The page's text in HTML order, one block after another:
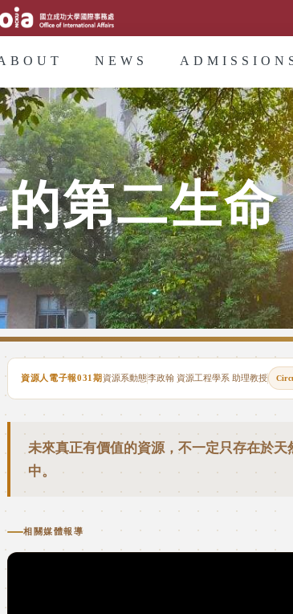
NEWS
第二生
資源人電子報031期 資源系動態李政翰 資源工程學系 助理教授
未來真正有價值的資源，不一定只存在於
中。
相關媒體報導